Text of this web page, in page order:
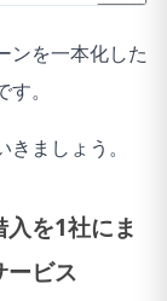
ンを一本化した
。
ましょう。
を1社にま
ービス